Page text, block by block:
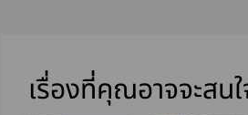
เรื่องที่คุณอาจจะสน